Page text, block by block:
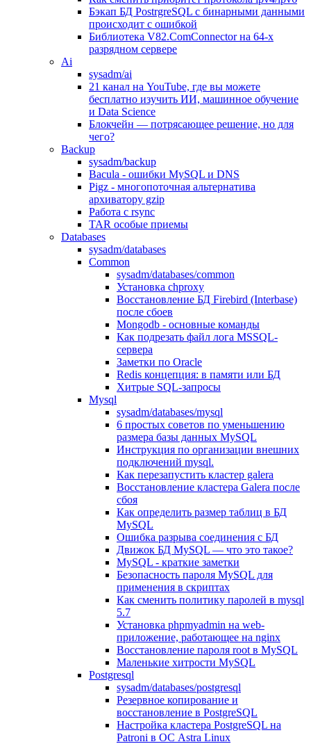
Бэкап БД PostrgreSQL с бинарными данными
происходит с ошибкой
Библиотека V82.ComConnector на 64-х
разрядном сервере
Ai
sysadm/ai
21 канал на YouTube, где вы можете
бесплатно изучить ИИ, машинное обучение
и Data Science
Блокчейн — потрясающее решение, но для
чего?
Backup
sysadm/backup
Bacula - ошибки MySQL и DNS
Pigz - многопоточная альтернатива
архиватору gzip
Работа с rsync
TAR особые приемы
Databases
sysadm/databases
Common
sysadm/databases/common
Установка chproxy
Восстановление БД Firebird (Interbase)
после сбоев
Mongodb - основные команды
Как подрезать файл лога MSSQL-
сервера
Заметки по Oracle
Redis концепция: в памяти или БД
Хитрые SQL-запросы
Mysql
sysadm/databases/mysql
6 простых советов по уменьшению
размера базы данных MySQL
Инструкция по организации внешних
подключений mysql.
Как перезапустить кластер galera
Восстановление кластера Galera после
сбоя
Как определить размер таблиц в БД
MySQL
Ошибка разрыва соединения с БД
Движок БД MySQL — что это такое?
MySQL - краткие заметки
Безопасность пароля MySQL для
применения в скриптах
Как сменить политику паролей в mysql
5.7
Установка phpmyadmin на web-
приложение, работающее на nginx
Восстановление пароля root в MySQL
Маленькие хитрости MySQL
Postgresql
sysadm/databases/postgresql
Резервное копирование и
восстановление в PostgreSQL
Настройка кластера PostgreSQL на
Patroni в ОС Astra Linux